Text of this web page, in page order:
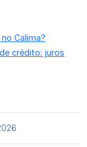
Calima?
crédito: juros